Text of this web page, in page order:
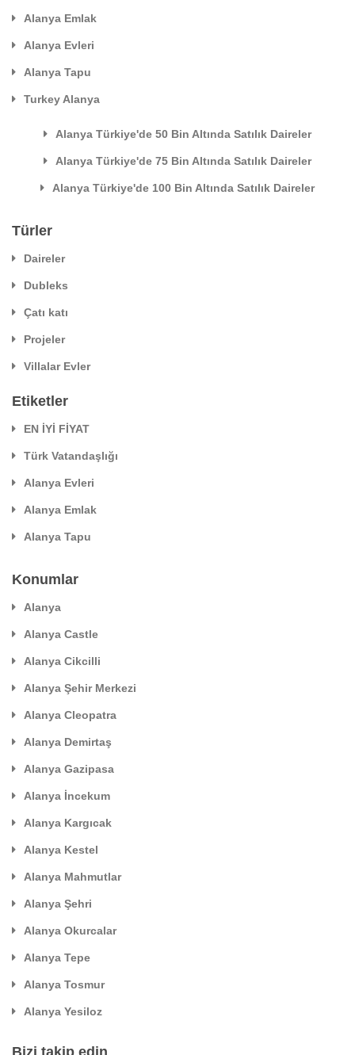
Alanya Emlak
Alanya Evleri
Alanya Tapu
Turkey Alanya
Alanya Türkiye'de 50 Bin Altında Satılık Daireler
Alanya Türkiye'de 75 Bin Altında Satılık Daireler
Alanya Türkiye'de 100 Bin Altında Satılık Daireler
Türler
Daireler
Dubleks
Çatı katı
Projeler
Villalar Evler
Etiketler
EN İYİ FİYAT
Türk Vatandaşlığı
Alanya Evleri
Alanya Emlak
Alanya Tapu
Konumlar
Alanya
Alanya Castle
Alanya Cikcilli
Alanya Şehir Merkezi
Alanya Cleopatra
Alanya Demirtaş
Alanya Gazipasa
Alanya İncekum
Alanya Kargıcak
Alanya Kestel
Alanya Mahmutlar
Alanya Şehri
Alanya Okurcalar
Alanya Tepe
Alanya Tosmur
Alanya Yesiloz